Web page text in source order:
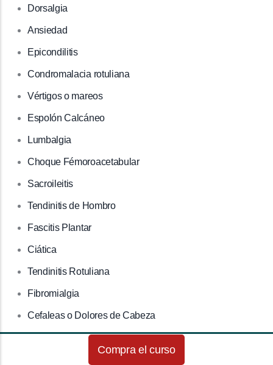
Dorsalgia
Ansiedad
Epicondilitis
Condromalacia rotuliana
Vértigos o mareos
Espolón Calcáneo
Lumbalgia
Choque Fémoroacetabular
Sacroileitis
Tendinitis de Hombro
Fascitis Plantar
Ciática
Tendinitis Rotuliana
Fibromialgia
Cefaleas o Dolores de Cabeza
Crecederas
Compra el curso